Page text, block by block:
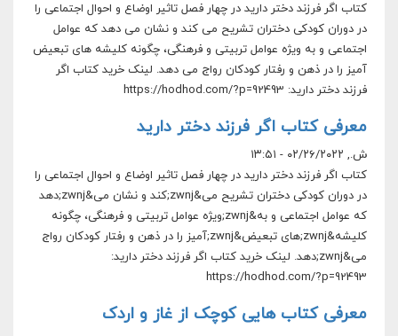
کتاب اگر فرزند دختر دارید در چهار فصل تاثیر اوضاع و احوال اجتماعی را
در دوران کودکی دختران تشریح می کند و نشان می دهد که عوامل
اجتماعی و به ویژه عوامل تربیتی و فرهنگی، چگونه کلیشه های تبعیض
آمیز را در ذهن و رفتار کودکان رواج می دهد. لینک خرید کتاب اگر
فرزند دختر دارید: https://hodhod.com/?p=92493
معرفی کتاب اگر فرزند دختر دارید
ش., ۰۲/۲۶/۲۰۲۲ - ۱۳:۵۱
کتاب اگر فرزند دختر دارید در چهار فصل تاثیر اوضاع و احوال اجتماعی را
در دوران کودکی دختران تشریح می&zwnj;کند و نشان می&zwnj;دهد
که عوامل اجتماعی و به&zwnj;ویژه عوامل تربیتی و فرهنگی، چگونه
کلیشه&zwnj;های تبعیض&zwnj;آمیز را در ذهن و رفتار کودکان رواج
می&zwnj;دهد. لینک خرید کتاب اگر فرزند دختر دارید:
https://hodhod.com/?p=92493
معرفی کتاب هایی کوچک از غاز و اردک